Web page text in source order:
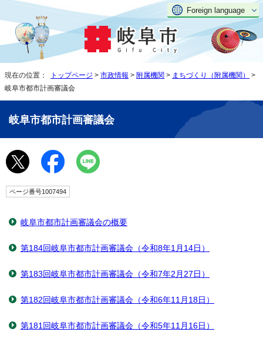
Foreign language
現在の位置： トップページ > 市政情報 > 附属機関 > まちづくり（附属機関）
>
岐阜市都市計画審議会
岐阜市都市計画審議会
ページ番号1007494
岐阜市都市計画審議会の概要
第184回岐阜市都市計画審議会（令和8年1月14日）
第183回岐阜市都市計画審議会（令和7年2月27日）
第182回岐阜市都市計画審議会（令和6年11月18日）
第181回岐阜市都市計画審議会（令和5年11月16日）